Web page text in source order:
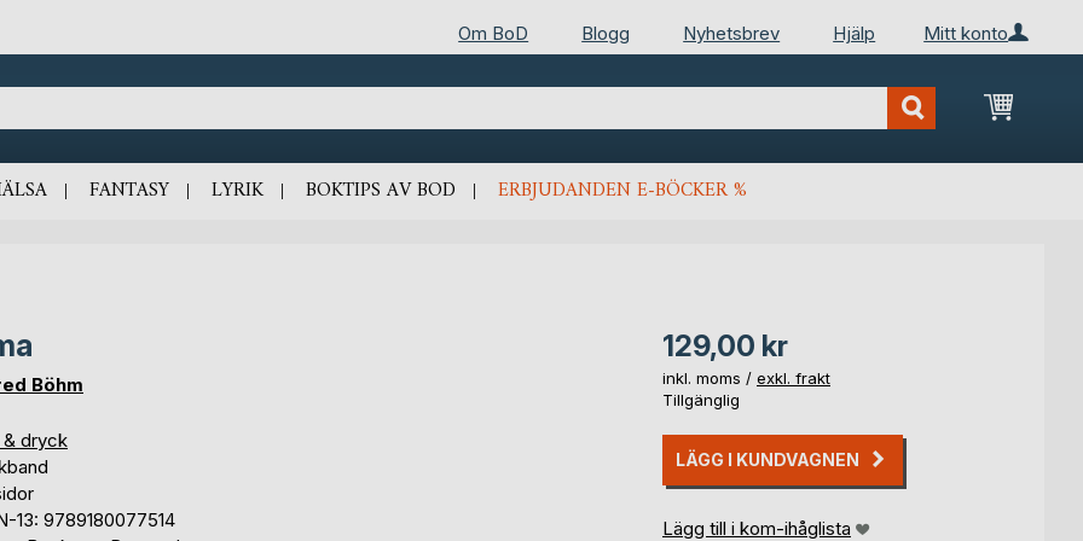
Mitt konto
Om BoD Blogg Nyhetsbrev Hjälp
Min
FANTASY LYRIK BOKTIPS AV BOD ERBJUDANDEN E-BÖCKER %
Böhm
& dryck
13: 9789180077514
129,00 kr
inkl. moms / exkl. frakt
Tillgänglig
LÄGG I KUNDVAGNEN
Lägg till i kom-ihåglista